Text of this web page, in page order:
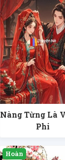
Nàng Từng Là
Phi